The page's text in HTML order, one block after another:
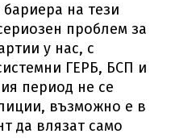
на тези
проблем за
у нас, с
ГЕРБ, БСП и
период не се
възможно е в
да влязат само